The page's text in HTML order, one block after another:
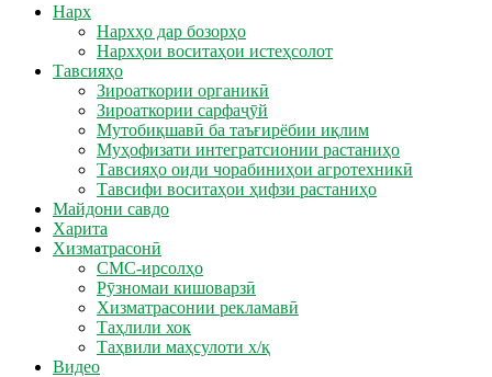
Нарх
Нархҳо дар бозорҳо
Нархҳои воситаҳои истеҳсолот
Тавсияҳо
Зироаткории органикӣ
Зироаткории сарфаҷӯй
Мутобиқшавӣ ба таъғирёбии иқлим
Муҳофизати интегратсионии растаниҳо
Тавсияҳо оиди чорабиниҳои агротехникӣ
Тавсифи воситаҳои ҳифзи растаниҳо
Майдони савдо
Харита
Хизматрасонӣ
СМС-ирсолҳо
Рӯзномаи кишоварзӣ
Хизматрасонии рекламавӣ
Таҳлили хок
Таҳвили маҳсулоти х/қ
Видео